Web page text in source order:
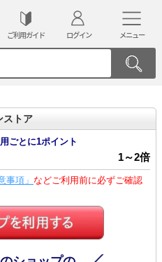
ご利用ガイド ログイン メニュー
ストア
ごとに1ポイント
1～2倍
事項」 などご利用前に必ずご確認